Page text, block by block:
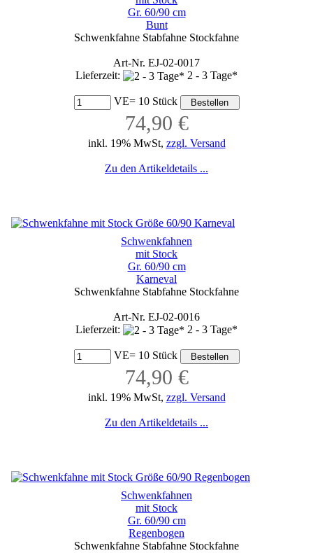
Gr. 60/90 cm
Bunt
Schwenkfahne Stabfahne Stockfahne
Art-Nr. EJ-02-0017
Lieferzeit:
2 - 3 Tage*
VE= 10 Stück
74,90 €
inkl. 19% MwSt, zzgl. Versand
Zu den Artikeldetails ...
Schwenkfahnen
mit Stock
Gr. 60/90 cm
Karneval
Schwenkfahne Stabfahne Stockfahne
Art-Nr. EJ-02-0016
Lieferzeit:
2 - 3 Tage*
VE= 10 Stück
74,90 €
inkl. 19% MwSt, zzgl. Versand
Zu den Artikeldetails ...
Schwenkfahnen
mit Stock
Gr. 60/90 cm
Regenbogen
Schwenkfahne Stabfahne Stockfahne